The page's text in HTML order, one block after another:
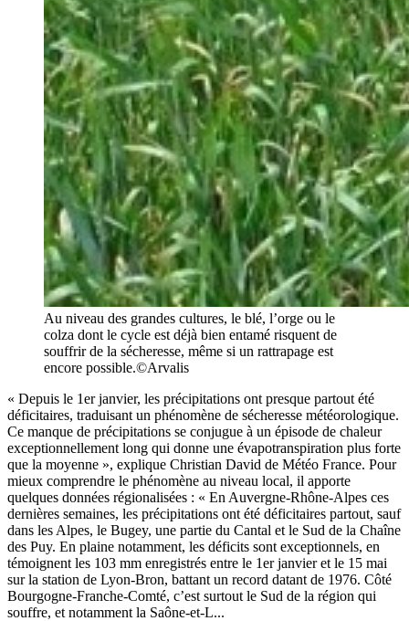
Au niveau des grandes cultures, le blé, l’orge ou le
colza dont le cycle est déjà bien entamé risquent de
souffrir de la sécheresse, même si un rattrapage est
encore possible.©Arvalis
« Depuis le 1er janvier, les précipitations ont presque partout été
déficitaires, traduisant un phénomène de sécheresse météorologique.
Ce manque de précipitations se conjugue à un épisode de chaleur
exceptionnellement long qui donne une évapotranspiration plus forte
que la moyenne », explique Christian David de Météo France. Pour
mieux comprendre le phénomène au niveau local, il apporte
quelques données régionalisées : « En Auvergne-Rhône-Alpes ces
dernières semaines, les précipitations ont été déficitaires partout, sauf
dans les Alpes, le Bugey, une partie du Cantal et le Sud de la Chaîne
des Puy. En plaine notamment, les déficits sont exceptionnels, en
témoignent les 103 mm enregistrés entre le 1er janvier et le 15 mai
sur la station de Lyon-Bron, battant un record datant de 1976. Côté
Bourgogne-Franche-Comté, c’est surtout le Sud de la région qui
souffre, et notamment la Saône-et-L...